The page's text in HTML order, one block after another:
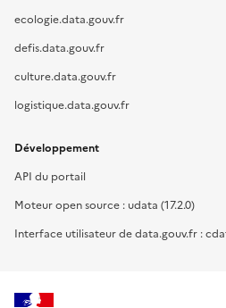
ecologie.data.gouv.fr
defis.data.gouv.fr
culture.data.gouv.fr
logistique.data.gouv.fr
Développement
API du portail
Moteur open source : udata (17.2.0)
Interface utilisateur de data.gouv.fr :